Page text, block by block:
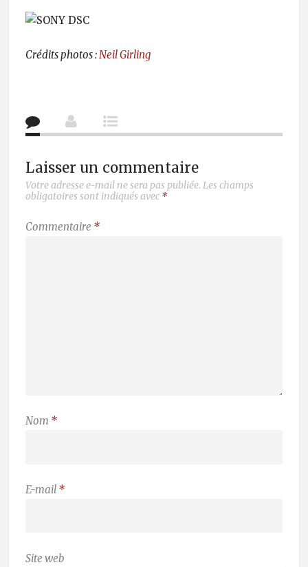
Crédits photos :Neil Girling
Laisser un commentaire
Votre adresse e-mail ne sera pas publiée. Les champs
obligatoires sont indiqués avec *
Commentaire *
Nom *
E-mail *
Site web